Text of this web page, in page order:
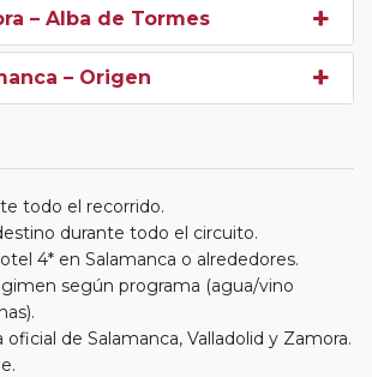
– Alba de Tormes
– Origen
todo el recorrido.
durante todo el circuito.
4* en Salamanca o alrededores.
según programa (agua/vino
de Salamanca, Valladolid y Zamora.